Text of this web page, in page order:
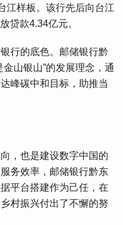
江样板。该行先后向台江
贷款4.34亿元。
行的底色。邮储银行黔
山银山”的发展理念，通
峰碳中和目标，助推当
，也是建设数字中国的
务效率，邮储银行黔东
平台搭建作为己任，在
村振兴付出了不懈的努